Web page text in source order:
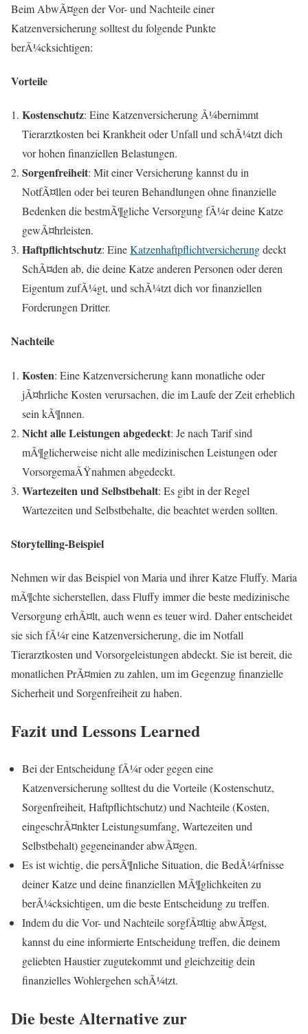
Beim AbwÃ¤gen der Vor- und Nachteile einer
Katzenversicherung solltest du folgende Punkte
berÃ¼cksichtigen:
Vorteile
Kostenschutz: Eine Katzenversicherung Ã¼bernimmt
Tierarztkosten bei Krankheit oder Unfall und schÃ¼tzt dich
vor hohen finanziellen Belastungen.
Sorgenfreiheit: Mit einer Versicherung kannst du in
NotfÃ¤llen oder bei teuren Behandlungen ohne finanzielle
Bedenken die bestmÃ¶gliche Versorgung fÃ¼r deine Katze
gewÃ¤hrleisten.
Haftpflichtschutz: EineKatzenhaftpflichtversicherungdeckt
SchÃ¤den ab, die deine Katze anderen Personen oder deren
Eigentum zufÃ¼gt, und schÃ¼tzt dich vor finanziellen
Forderungen Dritter.
Nachteile
Kosten: Eine Katzenversicherung kann monatliche oder
jÃ¤hrliche Kosten verursachen, die im Laufe der Zeit erheblich
sein kÃ¶nnen.
Nicht alle Leistungen abgedeckt: Je nach Tarif sind
mÃ¶glicherweise nicht alle medizinischen Leistungen oder
VorsorgemaÃŸnahmen abgedeckt.
Wartezeiten und Selbstbehalt: Es gibt in der Regel
Wartezeiten und Selbstbehalte, die beachtet werden sollten.
Storytelling-Beispiel
Nehmen wir das Beispiel von Maria und ihrer Katze Fluffy. Maria
mÃ¶chte sicherstellen, dass Fluffy immer die beste medizinische
Versorgung erhÃ¤lt, auch wenn es teuer wird. Daher entscheidet
sie sich fÃ¼r eine Katzenversicherung, die im Notfall
Tierarztkosten und Vorsorgeleistungen abdeckt. Sie ist bereit, die
monatlichen PrÃ¤mien zu zahlen, um im Gegenzug finanzielle
Sicherheit und Sorgenfreiheit zu haben.
Fazit und Lessons Learned
Bei der Entscheidung fÃ¼r oder gegen eine
Katzenversicherung solltest du die Vorteile (Kostenschutz,
Sorgenfreiheit, Haftpflichtschutz) und Nachteile (Kosten,
eingeschrÃ¤nkter Leistungsumfang, Wartezeiten und
Selbstbehalt) gegeneinander abwÃ¤gen.
Es ist wichtig, die persÃ¶nliche Situation, die BedÃ¼rfnisse
deiner Katze und deine finanziellen MÃ¶glichkeiten zu
berÃ¼cksichtigen, um die beste Entscheidung zu treffen.
Indem du die Vor- und Nachteile sorgfÃ¤ltig abwÃ¤gst,
kannst du eine informierte Entscheidung treffen, die deinem
geliebten Haustier zugutekommt und gleichzeitig dein
finanzielles Wohlergehen schÃ¼tzt.
Die beste Alternative zur